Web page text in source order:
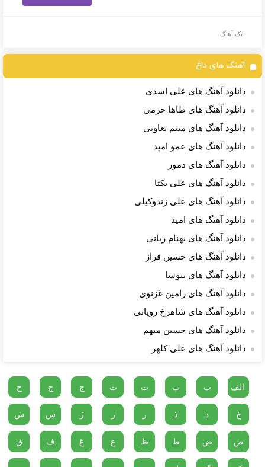
تک آهنگ
آهنگ های داغ
دانلود آهنگ های علی اسدی
دانلود آهنگ های طاها خرمی
دانلود آهنگ های میثم تعاونی
دانلود آهنگ های عمو امید
دانلود آهنگ های دمور
دانلود آهنگ های علی یکتا
دانلود آهنگ های علی زندوکیلی
دانلود آهنگ های امید
دانلود آهنگ های بهنام ربانی
دانلود آهنگ های حسین فراز
دانلود آهنگ های بیوسا
دانلود آهنگ های رامین غزنوی
دانلود آهنگ های شاهرخ رویانی
دانلود آهنگ های حسین مبهم
دانلود آهنگ های علی کلهر
الف ب پ ت ث ج چ ح
خ د ذ ر ز ژ س ش
ص ض ط ظ ع غ ف ق